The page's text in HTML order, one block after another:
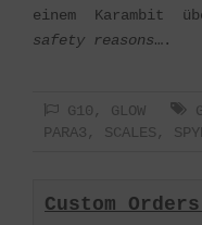
einem Karambit
safety reasons….
G10 , GLOW
PARA3 , SCALES ,
Custom